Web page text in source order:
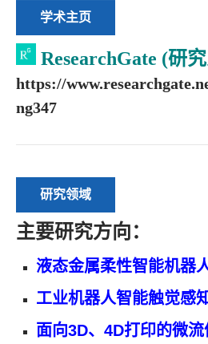
学术主页
ResearchGate (研
https://
ng347
研究领域
主要研究方向：
液态金属柔性智能机器
工业机器人智能触觉感
面向3D、4D打印的微